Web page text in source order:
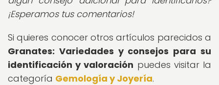
¡Esperamos tus comentarios!
Si quieres conocer otros artículos parecidos a
Granates: Variedades y consejos para su
identificación y valoración puedes visitar la
categoría Gemología y Joyería.